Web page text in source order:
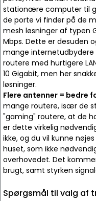
stationære computer til
de porte vi finder på de
mesh løsninger af typen
Mbps. Dette er desuden
mange internetudbydere
routere med hurtigere
10 Gigabit, men her
løsninger.
Flere antenner = bedre
mange routere, især de
"gaming" routere, at de
er dette virkelig
ikke, og du vil kunne
huset, som ikke
overhovedet. Det
brugt, samt styrken
Spørgsmål til valg af